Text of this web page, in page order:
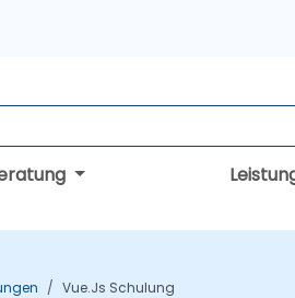
Vue.js Schulung